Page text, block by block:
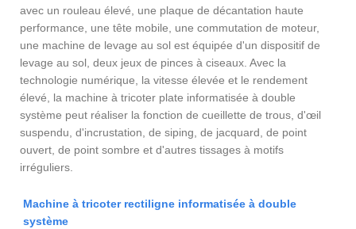
avec un rouleau élevé, une plaque de décantation haute
performance, une tête mobile, une commutation de moteur,
une machine de levage au sol est équipée d'un dispositif de
levage au sol, deux jeux de pinces à ciseaux. Avec la
technologie numérique, la vitesse élevée et le rendement
élevé, la machine à tricoter plate informatisée à double
système peut réaliser la fonction de cueillette de trous, d'œil
suspendu, d'incrustation, de siping, de jacquard, de point
ouvert, de point sombre et d'autres tissages à motifs
irréguliers.
Machine à tricoter rectiligne informatisée à double
système